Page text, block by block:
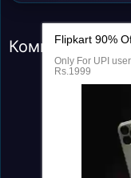
Комментарии